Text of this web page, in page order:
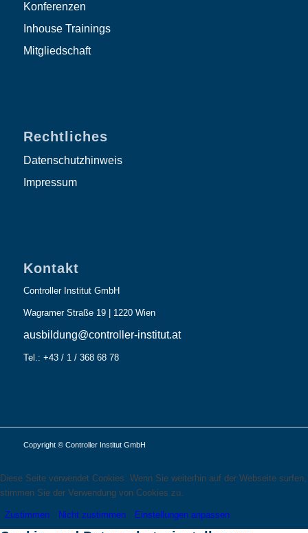
Konferenzen
Inhouse Trainings
Mitgliedschaft
Rechtliches
Datenschutzhinweis
Impressum
Kontakt
Controller Institut GmbH
Wagramer Straße 19 | 1220 Wien
ausbildung@controller-institut.at
Tel.: +43 / 1 / 368 68 78
Copyright © Controller Institut GmbH
Diese Seite verwendet Cookies. Wenn Sie weiterhin auf der Webseite surfen,
stimmen Sie der Verwendung von Cookies zu.
Zustimmen Nicht zustimmen Einstellungen anpassen